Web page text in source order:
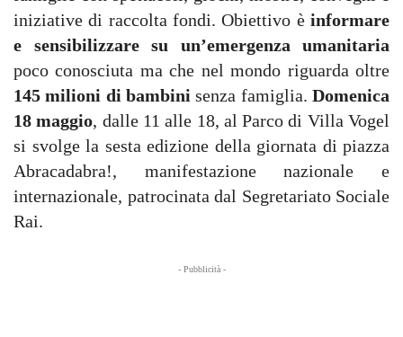
iniziative di raccolta fondi. Obiettivo èinformare
e sensibilizzare su un’emergenza umanitaria
poco conosciuta ma che nel mondo riguarda oltre
145 milioni di bambini senza famiglia. Domenica
18 maggio, dalle 11 alle 18, al Parco di Villa Vogel
si svolge la sesta edizione della giornata di piazza
Abracadabra!, manifestazione nazionale e
internazionale, patrocinata dal Segretariato Sociale
Rai.
- Pubblicità -